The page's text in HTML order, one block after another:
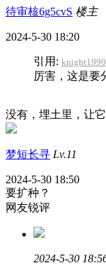
待审核6g5cvS 楼主
2024-5-30 18:20
引用:
厉害，这是要
没有，埋土里，让
梦短长寻 Lv.11
2024-5-30 18:50
要扩种？
网友锐评
2024-5-30